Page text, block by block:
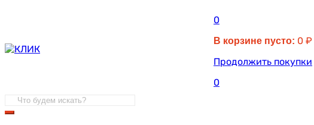
0
В корзине пусто: 0 ₽
Продолжить покупки
0